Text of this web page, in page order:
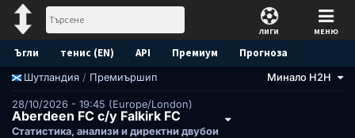
ЛИГИ МЕНЮ
Ъгли тенис (EN) API Премиум Прогноза
Шутландия / Премиършип Минало H2H
28/10/2026 - 19:45 (Europe/London)
Aberdeen FC с/у Falkirk FC
Статистика, анализи и директни двубои